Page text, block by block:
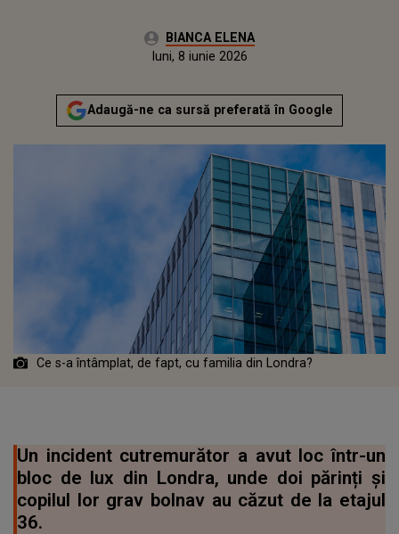
Autor:BIANCA ELENA
Publicat:
luni, 8 iunie 2026
Adaugă-ne ca sursă preferată în Google
Ce s-a întâmplat, de fapt, cu familia din Londra?
Un incident cutremurător a avut loc într-un
bloc de lux din Londra, unde doi părinți și
copilul lor grav bolnav au căzut de la etajul
36.